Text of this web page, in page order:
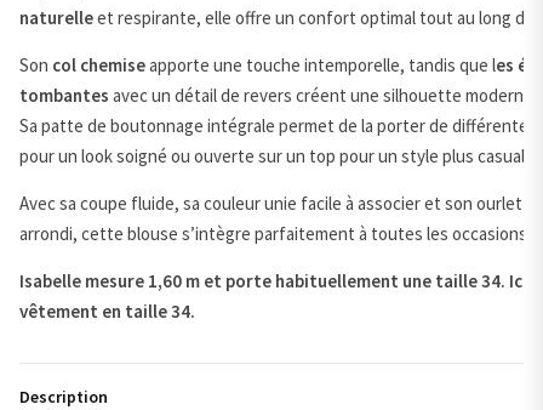
Description
naturelleet respirante, elle offre un confort optimal tout au long de
Son col chemiseapporte une touche intemporelle, tandis que les
tombantes avec un détail de revers créent une silhouette moderne
Sa patte de boutonnage intégrale permet de la porter de différentes
pour un look soigné ou ouverte sur un top pour un style plus casual.
Avec sa coupe fluide, sa couleur unie facile à associer et son ourlet
arrondi, cette blouse s’intègre parfaitement à toutes les occasions.
Isabelle mesure 1,60 m et porte habituellement une taille 34. Ici,
vêtement en taille 34.